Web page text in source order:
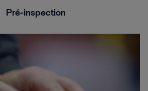
Pré-inspection